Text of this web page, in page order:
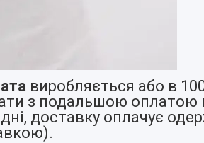
виробляється або в
з подальшою оплатою
доставку оплачує